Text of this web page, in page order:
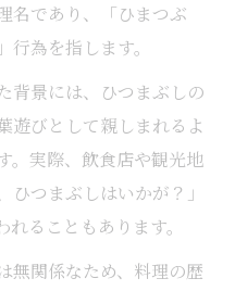
名であり、「ひまつぶ
為を指します。
背景には、ひつまぶしの
遊びとして親しまれるよ
。実際、飲食店や観光地
つまぶしはいかが？」
ることもあります。
無関係なため、料理の歴